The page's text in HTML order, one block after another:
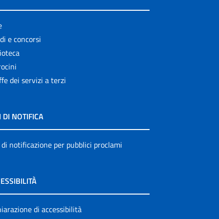
e concorsi
dei servizi a terzi
DI NOTIFICA
notificazione per pubblici proclami
di accessibilità